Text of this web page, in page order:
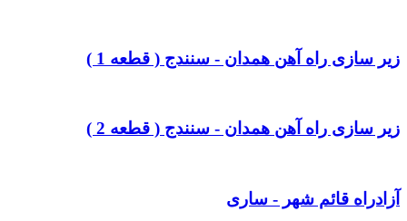
زیر سازی راه آهن همدان - سنندج ( قطعه 1 )
زیر سازی راه آهن همدان - سنندج ( قطعه 2 )
آزادراه قائم شهر - ساری